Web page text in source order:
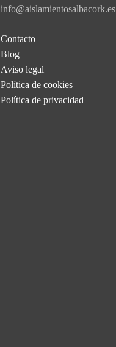
info@aislamientosalbacork.es
Contacto
Blog
Aviso legal
Política de cookies
Política de privacidad